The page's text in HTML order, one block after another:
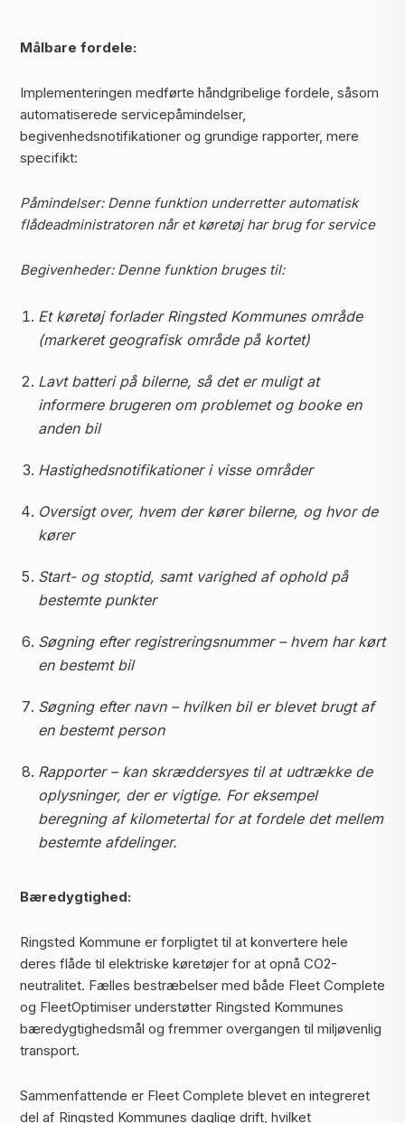
Målbare fordele:
Implementeringen medførte håndgribelige fordele, såsom
automatiserede servicepåmindelser,
begivenhedsnotifikationer og grundige rapporter, mere
specifikt:
Påmindelser: Denne funktion underretter automatisk
flådeadministratoren når et køretøj har brug for service
Begivenheder: Denne funktion bruges til:
Et køretøj forlader Ringsted Kommunes område
(markeret geografisk område på kortet)
Lavt batteri på bilerne, så det er muligt at
informere brugeren om problemet og booke en
anden bil
Hastighedsnotifikationer i visse områder
Oversigt over, hvem der kører bilerne, og hvor de
kører
Start- og stoptid, samt varighed af ophold på
bestemte punkter
Søgning efter registreringsnummer – hvem har kørt
en bestemt bil
Søgning efter navn – hvilken bil er blevet brugt af
en bestemt person
Rapporter – kan skræddersyes til at udtrække de
oplysninger, der er vigtige. For eksempel
beregning af kilometertal for at fordele det mellem
bestemte afdelinger.
Bæredygtighed:
Ringsted Kommune er forpligtet til at konvertere hele
deres flåde til elektriske køretøjer for at opnå CO2-
neutralitet. Fælles bestræbelser med både Fleet Complete
og FleetOptimiser understøtter Ringsted Kommunes
bæredygtighedsmål og fremmer overgangen til miljøvenlig
transport.
Sammenfattende er Fleet Complete blevet en integreret
del af Ringsted Kommunes daglige drift, hvilket